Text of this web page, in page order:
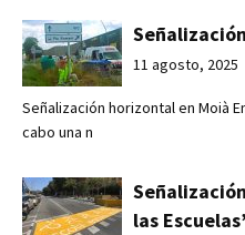
11 agosto, 2025
Señalización horizontal en Moià
cabo una n
las